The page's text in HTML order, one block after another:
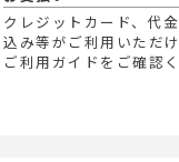
クレジットカード、代
込み等がご利用いただ
ご利用ガイドをご確認く